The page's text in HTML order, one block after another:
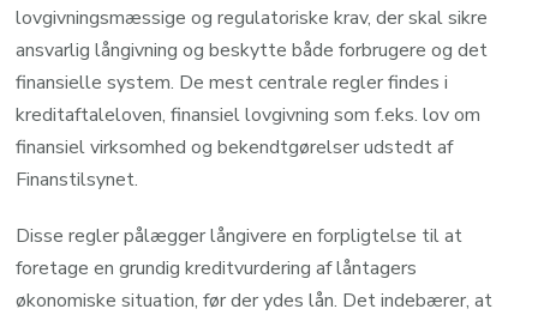
lovgivningsmæssige og regulatoriske krav, der skal sikre
ansvarlig långivning og beskytte både forbrugere og det
finansielle system. De mest centrale regler findes i
kreditaftaleloven, finansiel lovgivning som f.eks. lov om
finansiel virksomhed og bekendtgørelser udstedt af
Finanstilsynet.
Disse regler pålægger långivere en forpligtelse til at
foretage en grundig kreditvurdering af låntagers
økonomiske situation, før der ydes lån. Det indebærer, at